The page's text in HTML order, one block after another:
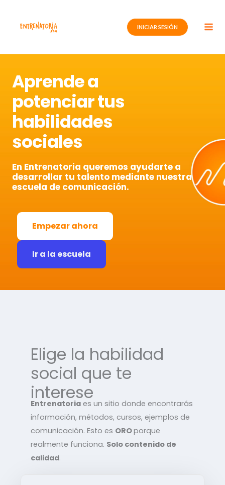
contenido
INICIAR SESIÓN
Aprende a
potenciar tus
habilidades
sociales
En Entrenatoria queremos ayudarte a
desarrollar tu talento mediante nuestra
escuela de comunicación.
Empezar ahora
Ir a la escuela
Elige la habilidad
social que te
interese
Entrenatoria es un sitio donde encontrarás
información, métodos, cursos, ejemplos de
comunicación. Esto es OROporque
realmente funciona. Solo contenido de
calidad.